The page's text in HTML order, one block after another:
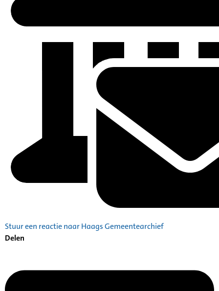
Stuur een reactie naar Haags Gemeentearchief
Delen